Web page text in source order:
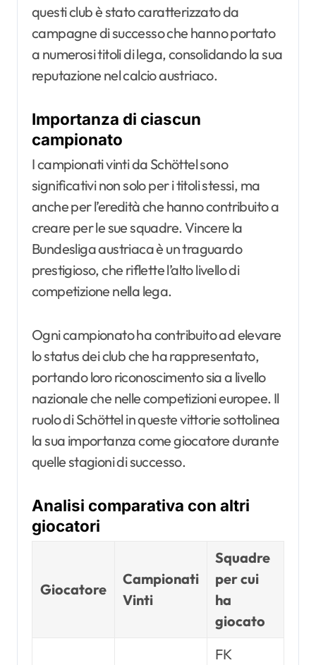
questi club è stato caratterizzato da
campagne di successo che hanno portato
a numerosi titoli di lega, consolidando la sua
reputazione nel calcio austriaco.
Importanza di ciascun
campionato
I campionati vinti da Schöttel sono
significativi non solo per i titoli stessi, ma
anche per l’eredità che hanno contribuito a
creare per le sue squadre. Vincere la
Bundesliga austriaca è un traguardo
prestigioso, che riflette l’alto livello di
competizione nella lega.
Ogni campionato ha contribuito ad elevare
lo status dei club che ha rappresentato,
portando loro riconoscimento sia a livello
nazionale che nelle competizioni europee. Il
ruolo di Schöttel in queste vittorie sottolinea
la sua importanza come giocatore durante
quelle stagioni di successo.
Analisi comparativa con altri
giocatori
Giocatore
Campionati
Vinti
Squadre
per cui
ha
giocato
FK